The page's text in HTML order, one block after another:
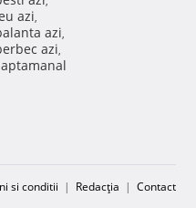
azi,
azi,
azi,
si conditii | Redacţia | Contact